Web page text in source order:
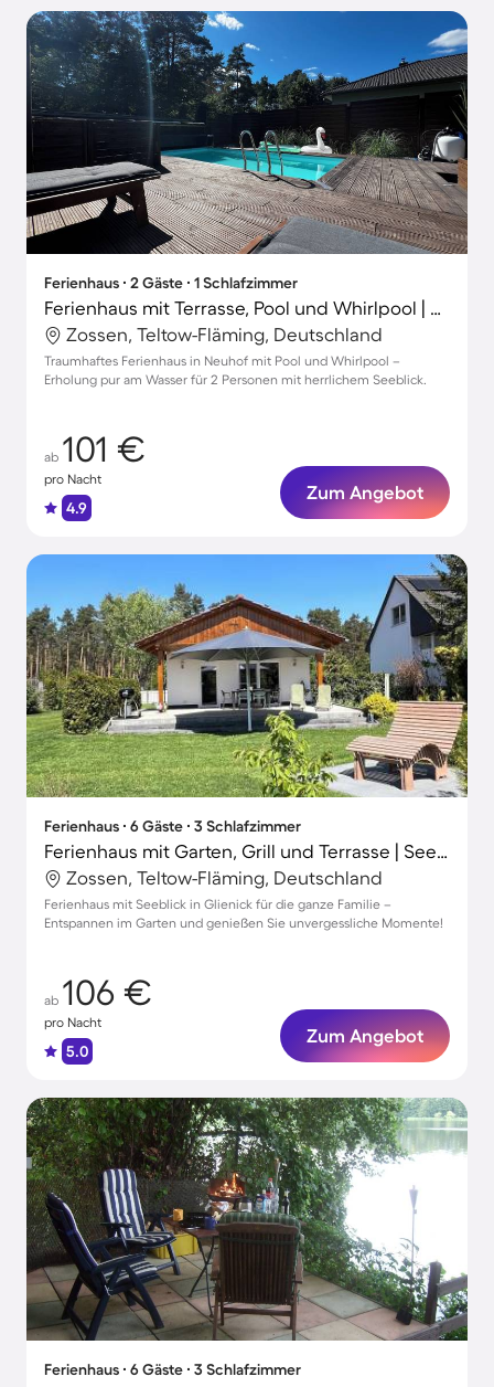
Ferienhaus ∙ 2 Gäste ∙ 1 Schlafzimmer
Ferienhaus mit Terrasse, Pool und Whirlpool | Seeblick
Zossen, Teltow-Fläming, Deutschland
Traumhaftes Ferienhaus in Neuhof mit Pool und Whirlpool –
Erholung pur am Wasser für 2 Personen mit herrlichem Seeblick.
ab 101 €
pro Nacht
4.9
Zum Angebot
Ferienhaus ∙ 6 Gäste ∙ 3 Schlafzimmer
Ferienhaus mit Garten, Grill und Terrasse | Seeblick
Zossen, Teltow-Fläming, Deutschland
Ferienhaus mit Seeblick in Glienick für die ganze Familie –
Entspannen im Garten und genießen Sie unvergessliche Momente!
ab 106 €
pro Nacht
5.0
Zum Angebot
Ferienhaus ∙ 6 Gäste ∙ 3 Schlafzimmer